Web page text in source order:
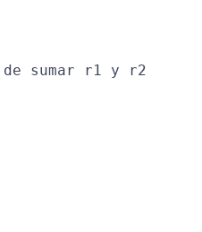
sumar r1 y r2